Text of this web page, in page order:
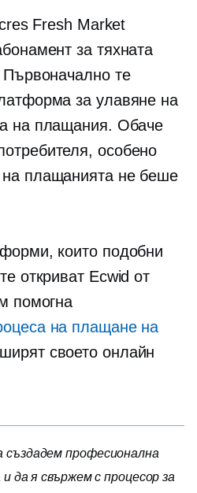
Fresh Market
за тяхната
Първоначално те
за улавяне на
на плащания. Обаче
особено
плащанията не беше
които подобни
откриват Ecwid от
помогна
на плащане на
своето онлайн
създадем професионална
да я свържем с процесор за